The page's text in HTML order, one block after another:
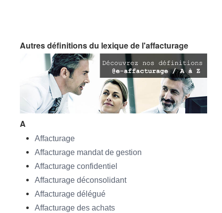
Autres définitions du lexique de l'affacturage
A
Affacturage
Affacturage mandat de gestion
Affacturage confidentiel
Affacturage déconsolidant
Affacturage délégué
Affacturage des achats